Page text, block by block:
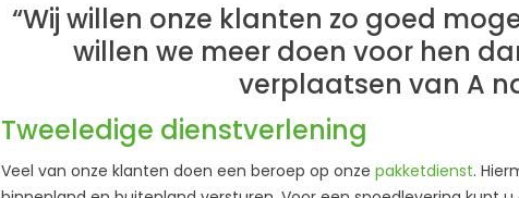
“Wij willen onze klanten zo goed
willen we meer doen voor hen
verplaatsen van A
Tweeledige dienstverlening
Veel van onze klanten doen een beroep op onze pakketdienst.